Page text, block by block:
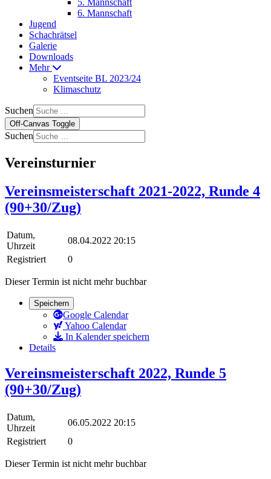
5. Mannschaft
6. Mannschaft
Jugend
Schachrätsel
Galerie
Downloads
Mehr
Eventseite BL 2023/24
Klimaschutz
Suchen
Off-Canvas Toggle
Suchen
Vereinsturnier
Vereinsmeisterschaft 2021-2022, Runde 4
(90+30/Zug)
Datum,
Uhrzeit
08.04.2022 20:15
Registriert
0
Dieser Termin ist nicht mehr buchbar
Speichern
Google Calendar
Yahoo Calendar
In Kalender speichern
Details
Vereinsmeisterschaft 2022, Runde 5
(90+30/Zug)
Datum,
Uhrzeit
06.05.2022 20:15
Registriert
0
Dieser Termin ist nicht mehr buchbar